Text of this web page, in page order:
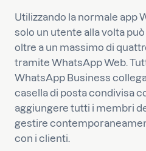
Utilizzando la normale app
solo un utente alla volta
oltre a un massimo di
tramite WhatsApp Web.
WhatsApp Business
casella di posta condivisa
aggiungere tutti i membri
gestire
con i clienti.